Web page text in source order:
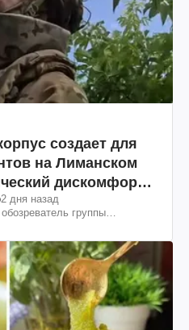
создает для
на Лиманском
дискомфорт:
2 дня назад
группы